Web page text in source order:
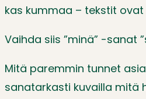
kas kummaa – tekstit
Vaihda siis ”minä” -sanat
Mitä paremmin tunnet
sanatarkasti kuvailla mitä